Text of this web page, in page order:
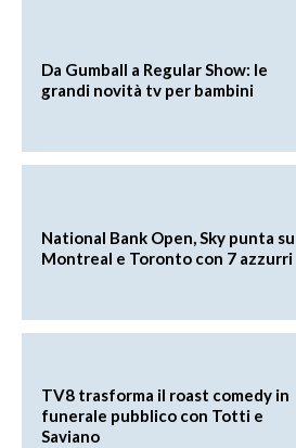
Da Gumball a Regular Show: le
grandi novità tv per bambini
National Bank Open, Sky punta su
Montreal e Toronto con 7 azzurri
TV8 trasforma il roast comedy in
funerale pubblico con Totti e
Saviano